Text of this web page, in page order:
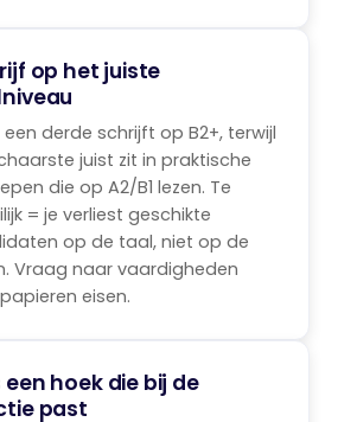
op het juiste
een derde schrijft op B2+, terwijl
juist zit in praktische
die op A2/B1 lezen. Te
= je verliest geschikte
op de taal, niet op de
Vraag naar vaardigheden
eisen.
een hoek die bij de
past